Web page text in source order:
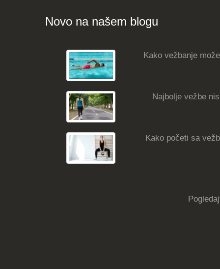
Novo na našem blogu
Kako vežbanje
Najbolje vežbe
Kako početi sa